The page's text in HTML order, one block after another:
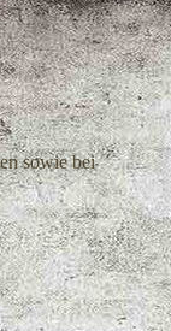
sowie bei